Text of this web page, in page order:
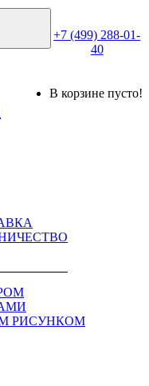
+7 (499) 288-01-
40
В корзине пусто!
РИСУНКОМ